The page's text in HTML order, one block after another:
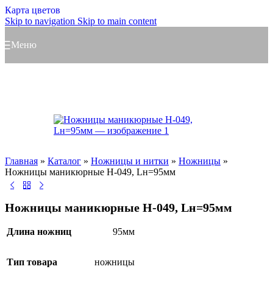
Карта цветов
Skip to navigation Skip to main content
Меню
Главная » Каталог » Ножницы и нитки » Ножницы »
Ножницы маникюрные Н-049, Lн=95мм
Ножницы маникюрные Н-049, Lн=95мм
Длина ножниц 95мм
Тип товара ножницы